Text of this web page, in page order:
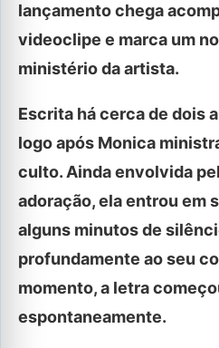
lançamento chega
videoclipe e marca um
ministério da artista.
Escrita há cerca de dois
logo após Monica
culto. Ainda envolvida
adoração, ela entrou em
alguns minutos de
profundamente ao seu
momento, a letra
espontaneamente.